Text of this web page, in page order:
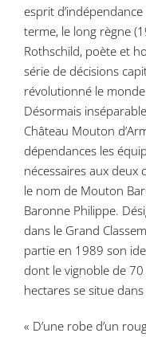
esprit
terme, le long règne
Rothschild, poète et
série de décisions
révolutionné le
Désormais
Château Mouton
dépendances les
nécessaires aux
le nom de Mouton
Baronne Philippe.
dans le Grand
partie en 1989 son
dont le vignoble de 70
hectares se situe
« D’une robe d’un